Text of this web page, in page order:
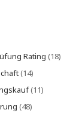
Rating (18)
(14)
(11)
(48)